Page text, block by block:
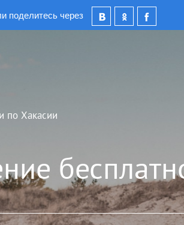
поделитесь через
по Хакасии